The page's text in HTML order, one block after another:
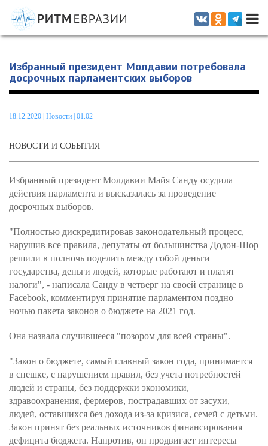
Информационно-аналитическое издание, посвященное актуальным
проблемам интеграции на постсоветском пространстве
Избранный президент Молдавии потребовала
досрочных парламентских выборов
18.12.2020 Новости | 01.02
НОВОСТИ И СОБЫТИЯ
Избранный президент Молдавии Майя Санду осудила
действия парламента и высказалась за проведение
досрочных выборов.
"Полностью дискредитировав законодательный процесс,
нарушив все правила, депутаты от большинства Додон-Шор
решили в полночь поделить между собой деньги
государства, деньги людей, которые работают и платят
налоги", - написала Санду в четверг на своей странице в
Facebook, комментируя принятие парламентом поздно
ночью пакета законов о бюджете на 2021 год.
Она назвала случившееся "позором для всей страны".
"Закон о бюджете, самый главный закон года, принимается
в спешке, с нарушением правил, без учета потребностей
людей и страны, без поддержки экономики,
здравоохранения, фермеров, пострадавших от засухи,
людей, оставшихся без дохода из-за кризиса, семей с детьми.
Закон принят без реальных источников финансирования
дефицита бюджета. Напротив, он продвигает интересы